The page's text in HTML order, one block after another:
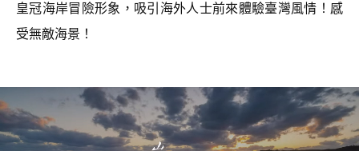
皇冠海岸冒險形象，吸引海外人士前來體驗臺灣風情！感
受無敵海景！